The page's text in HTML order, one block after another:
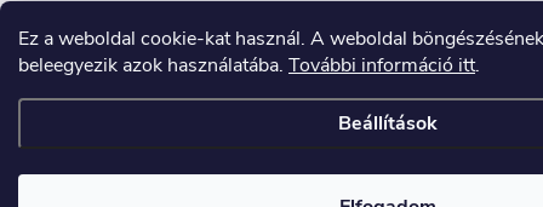
Ez a weboldal cookie-kat használ. A weboldal
beleegyezik azok használatába. További információ itt.
Beállítások